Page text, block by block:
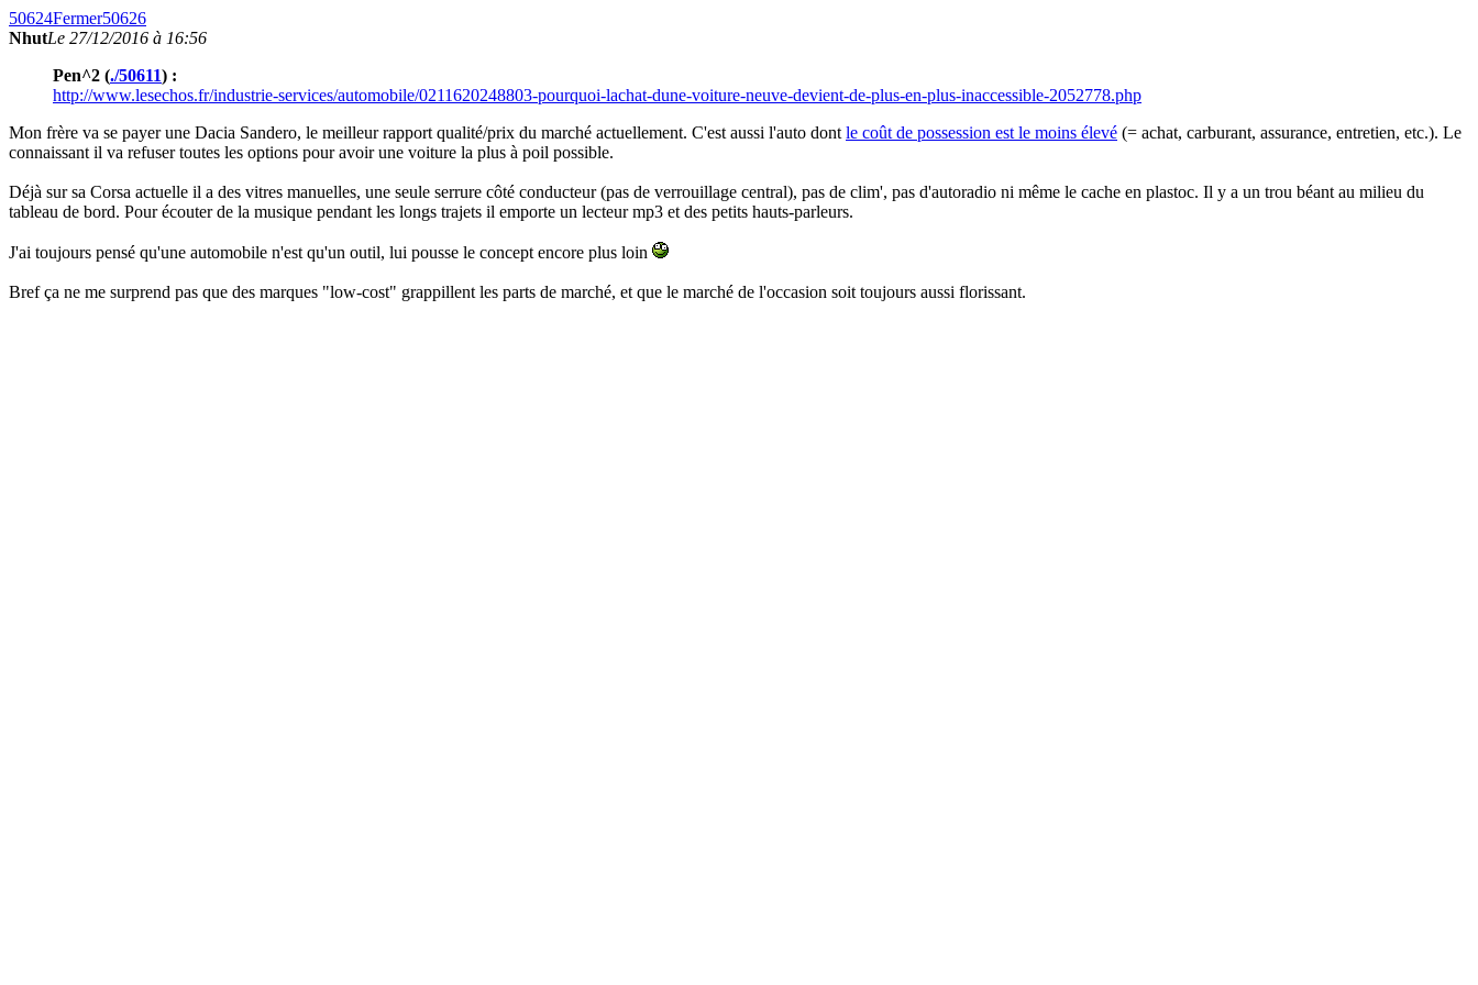
50624Fermer50626
NhutLe 27/12/2016 à 16:56
Pen^2 (./50611) :
http://www.lesechos.fr/industrie-services/automobile/0211620248803-pourquoi-lachat-dune-voiture-neuve-devient-de-plus-en-plus-inaccessible-2052778.php
Mon frère va se payer une Dacia Sandero, le meilleur rapport qualité/prix du marché actuellement. C'est aussi l'auto dont le coût de possession est le moins élevé (= achat, carburant, assurance, entretien, etc.). Le
connaissant il va refuser toutes les options pour avoir une voiture la plus à poil possible.
Déjà sur sa Corsa actuelle il a des vitres manuelles, une seule serrure côté conducteur (pas de verrouillage central), pas de clim', pas d'autoradio ni même le cache en plastoc. Il y a un trou béant au milieu du
tableau de bord. Pour écouter de la musique pendant les longs trajets il emporte un lecteur mp3 et des petits hauts-parleurs.
J'ai toujours pensé qu'une automobile n'est qu'un outil, lui pousse le concept encore plus loin
Bref ça ne me surprend pas que des marques "low-cost" grappillent les parts de marché, et que le marché de l'occasion soit toujours aussi florissant.